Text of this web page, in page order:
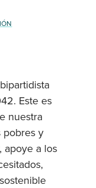
Este es
nuestra
pobres y
apoye a los